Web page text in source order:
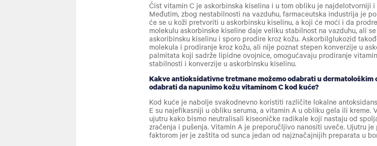
Čist vitamin C je askorbinska kiselina i u tom obliku je najdelotvorniji
Međutim, zbog nestabilnosti na vazduhu, farmaceutska industrija je
će se u koži pretvoriti u askorbinsku kiselinu, a koji će moći i da
molekulu askorbinske kiseline daje veliku stabilnost na vazduhu, ali
askoribinsku kiselinu i sporo prodire kroz kožu. Askorbilglukozid
molekula i prodiranje kroz kožu, ali nije poznat stepen konverzije u
palmitata koji sadrže lipidne ovojnice, omogućavaju prodiranje
stabilnosti i konverzije u askorbinsku kiselinu.
Kakve antioksidativne tretmane možemo odabrati u dermatološkim
odabrati da napunimo kožu vitaminom C kod kuće?
Kod kuće je nabolje svakodnevno koristiti različite lokalne
E su najefikasniji u obliku seruma, a vitamin A u obliku gela ili kreme.
ujutru kako bismo neutralisali kiseoničke radikale koji nastaju od
zračenja i pušenja. Vitamin A je preporučljivo nanositi uveče. Ujutru
faktorom jer je zaštita od sunca jedan od najznačajnijih preparata u